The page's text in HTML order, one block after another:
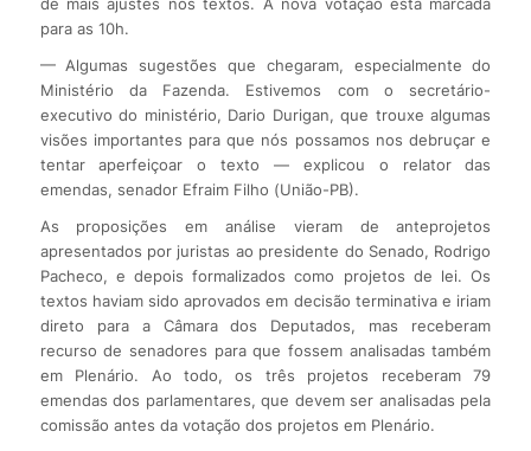
para as 10h.
— Algumas sugestões que chegaram, especialmente do
Ministério da Fazenda. Estivemos com o secretário-
executivo do ministério, Dario Durigan, que trouxe algumas
visões importantes para que nós possamos nos debruçar e
tentar aperfeiçoar o texto — explicou o relator das
emendas, senador Efraim Filho (União-PB).
As proposições em análise vieram de anteprojetos
apresentados por juristas ao presidente do Senado, Rodrigo
Pacheco, e depois formalizados como projetos de lei. Os
textos haviam sido aprovados em decisão terminativa e iriam
direto para a Câmara dos Deputados, mas receberam
recurso de senadores para que fossem analisadas também
em Plenário. Ao todo, os três projetos receberam 79
emendas dos parlamentares, que devem ser analisadas pela
comissão antes da votação dos projetos em Plenário.